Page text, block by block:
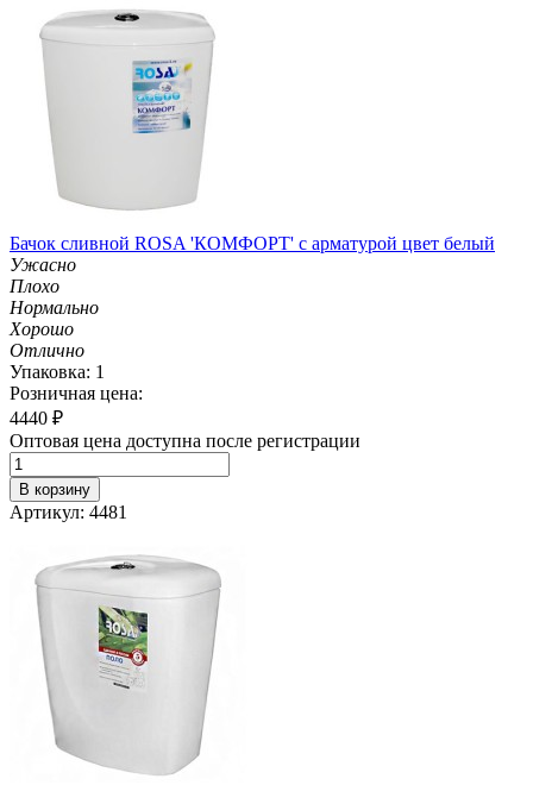
Бачок сливной ROSA 'КОМФОРТ' с арматурой цвет белый
Ужасно
Плохо
Нормально
Хорошо
Отлично
Упаковка: 1
Розничная цена:
4440 ₽
Оптовая цена доступна после регистрации
В корзину
Артикул: 4481